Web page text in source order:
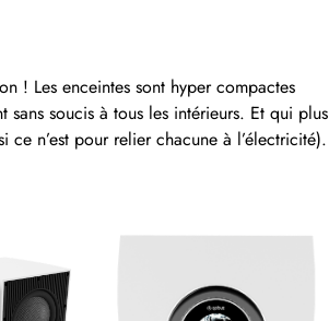
! Les enceintes sont hyper compactes
soucis à tous les intérieurs. Et qui plus
n’est pour relier chacune à l’électricité).